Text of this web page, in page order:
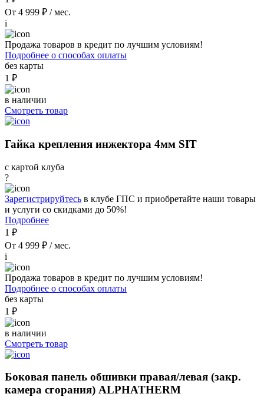
От 4 999 ₽ / мес.
i
Продажа товаров в кредит по лучшим условиям!
Подробнее о способах оплаты
без карты
1 ₽
в наличии
Смотреть товар
Гайка крепления инжектора 4мм SIT
с картой клуба
?
Зарегистрируйтесь в клубе ГПС и приобретайте наши товары
и услуги со скидками до 50%!
Подробнее
1 ₽
От 4 999 ₽ / мес.
i
Продажа товаров в кредит по лучшим условиям!
Подробнее о способах оплаты
без карты
1 ₽
в наличии
Смотреть товар
Боковая панель обшивки правая/левая (закр.
камера сгорания) ALPHATHERM